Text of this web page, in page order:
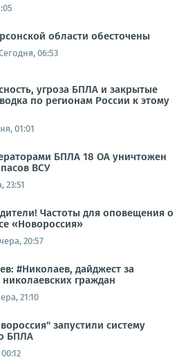
области обесточены
06:53
угроза БПЛА и закрытые
по регионам России к этому
01:01
БПЛА 18 ОА уничтожен
ВСУ
23:51
Частоты для оповещения о
«Новороссия»
20:57
#Николаев, дайджест за
граждан
21:10
запустили систему
БПЛА